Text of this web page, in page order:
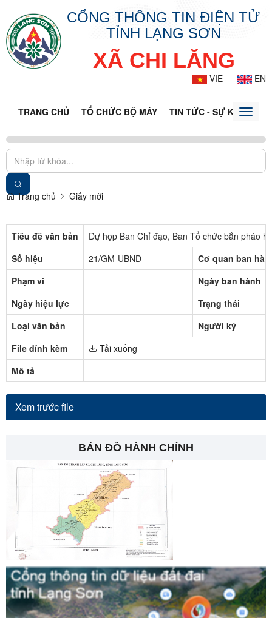
CỔNG THÔNG TIN ĐIỆN TỬ
TỈNH LẠNG SƠN
XÃ CHI LĂNG
VIE EN
TRANG CHỦ TỔ CHỨC BỘ MÁY TIN TỨC - SỰ KIỆNToggle
Trang chủ Giấy mời
Tiêu đề văn bản
Dự họp Ban Chỉ đạo, Ban Tổ chức bắn pháo
Số hiệu
21/GM-UBND
Cơ quan ban
Phạm vi
Ngày ban hành
Ngày hiệu lực
Trạng thái
Loại văn bản
Người ký
File đính kèm
Tải xuống
Mô tả
Xem trước file
BẢN ĐỒ HÀNH CHÍNH